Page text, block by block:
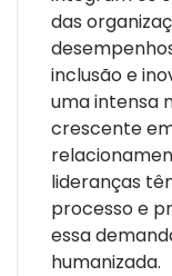
humanizadas e
para um mundo
das
inclusão e
uma intensa
crescente
lideranças
processo e
essa
humanizada.